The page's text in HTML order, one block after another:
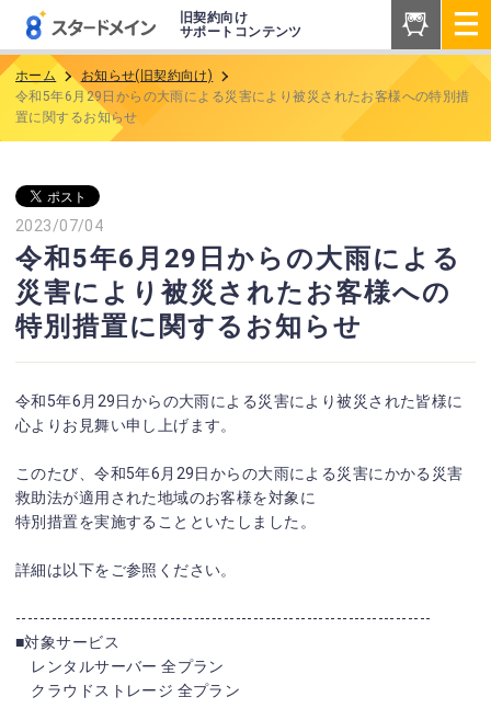
旧契約向け
サポートコンテンツ
ホーム
お知らせ(旧契約向け)
令和5年6月29日からの大雨による災害により被災されたお客様への特別措
置に関するお知らせ
2023/07/04
令和5年6月29日からの大雨による
災害により被災されたお客様への
特別措置に関するお知らせ
令和5年6月29日からの大雨による災害により被災された皆様に
心よりお見舞い申し上げます。
このたび、令和5年6月29日からの大雨による災害にかかる災害
救助法が適用された地域のお客様を対象に
特別措置を実施することといたしました。
詳細は以下をご参照ください。
----------------------------------------------------------------------
■対象サービス
レンタルサーバー 全プラン
クラウドストレージ 全プラン